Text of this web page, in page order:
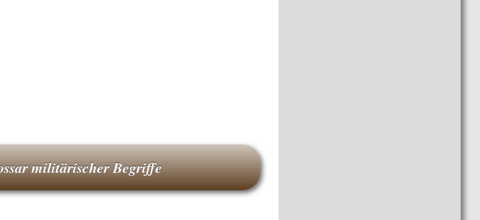
militärischer Begriffe